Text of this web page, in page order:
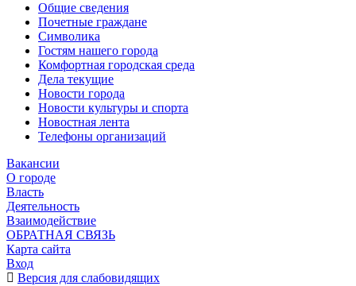
Общие сведения
Почетные граждане
Символика
Гостям нашего города
Комфортная городская среда
Дела текущие
Новости города
Новости культуры и спорта
Новостная лента
Телефоны организаций
Вакансии
О городе
Власть
Деятельность
Взаимодействие
ОБРАТНАЯ СВЯЗЬ
Карта сайта
Вход
Версия для слабовидящих